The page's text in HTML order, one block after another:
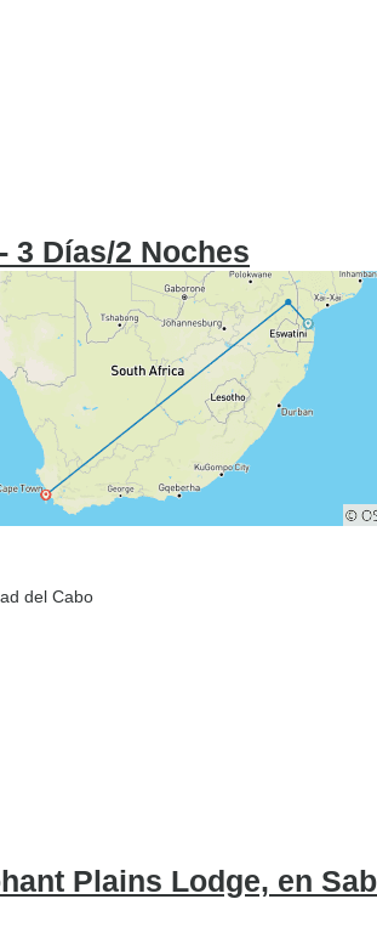
3 Días/2 Noches
del Cabo
Plains Lodge, en